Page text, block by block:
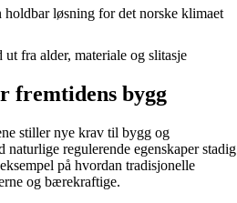
løsning for det norske klimaet
fra alder, materiale og slitasje
fremtidens bygg
stiller nye krav til bygg og
regulerende egenskaper stadig
på hvordan tradisjonelle
og bærekraftige.